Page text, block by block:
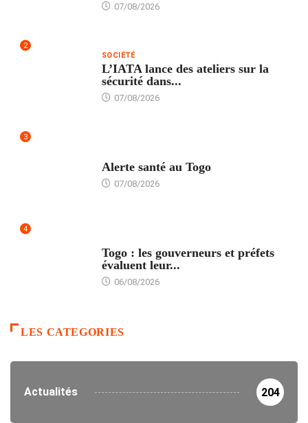
07/08/2026
2
SOCIÉTÉ
L’IATA lance des ateliers sur la
sécurité dans...
07/08/2026
3
Alerte santé au Togo
07/08/2026
4
Togo : les gouverneurs et préfets
évaluent leur...
06/08/2026
LES CATEGORIES
Actualités 204